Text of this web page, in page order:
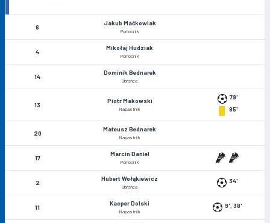
6
Jakub Maćkowiak
Pomocnik
4
Mikołaj Hudziak
Pomocnik
14
Dominik Bednarek
Obrońca
13
Piotr Makowski
Napastnik
79'
85'
20
Mateusz Bednarek
Napastnik
17
Marcin Daniel
Pomocnik
2
Hubert Wołąkiewicz
Obrońca
34'
11
Kacper Dolski
Napastnik
9', 38'